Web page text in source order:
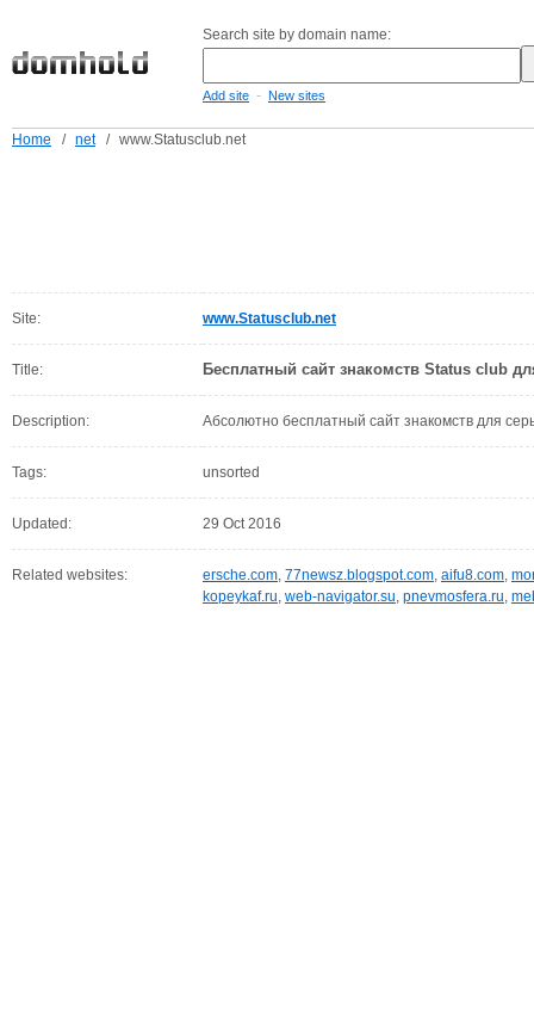
Search site by domain name:
Add site - New sites
Home / net / www.Statusclub.net
Site: www.Statusclub.net
Title: Бесплатный сайт знакомств Status club
Description: Абсолютно бесплатный сайт знакомств для
Tags: unsorted
Updated: 29 Oct 2016
Related websites: ersche.com, 77newsz.blogspot.com, aifu8.com,
kopeykaf.ru, web-navigator.su, pnevmosfera.ru,